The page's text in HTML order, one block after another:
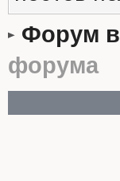
Форум
форума